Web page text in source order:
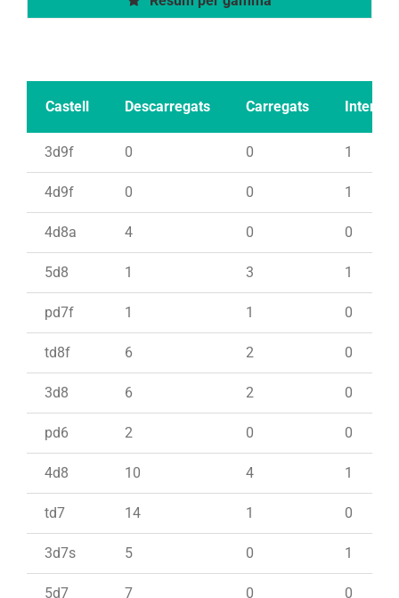
Castell Descarregats Carregats Intents
3d9f 0 0 1
4d9f 0 0 1
4d8a 4 0 0
5d8 1 3 1
pd7f 1 1 0
td8f 6 2 0
3d8 6 2 0
pd6 2 0 0
4d8 10 4 1
td7 14 1 0
3d7s 5 0 1
5d7 7 0 0